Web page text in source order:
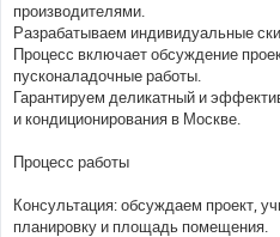
производителями.
Разрабатываем индивидуальные
Процесс включает обсуждение
пусконаладочные работы.
Гарантируем деликатный и
и кондиционирования в Москве.
Процесс работы
Консультация: обсуждаем проект,
планировку и площадь помещения.